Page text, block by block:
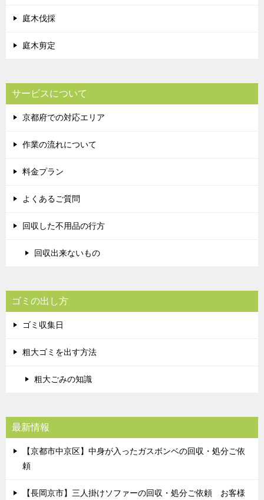
庭木伐採
庭木剪定
サービスについて
京都府での対応エリア
作業の流れについて
料金プラン
よくあるご質問
回収した不用品の行方
回収出来ないもの
ゴミの出し方
ゴミ収集日
粗大ゴミを出す方法
粗大ごみの知識
最新情報
【京都市中京区】中身が入ったガスボンベの回収・処分ご依
頼
【長岡京市】三人掛けソファーの回収・処分ご依頼 お客様